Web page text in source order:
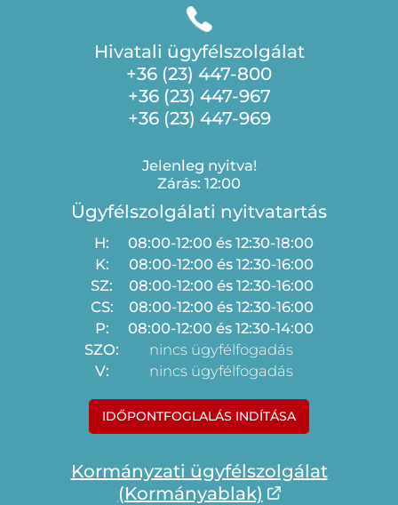
Hivatali ügyfélszolgálat
+36 (23) 447-800
+36 (23) 447-967
+36 (23) 447-969
Jelenleg nyitva!
Zárás: 12:00
Ügyfélszolgálati nyitvatartás
H:
08:00-12:00 és 12:30-18:00
K:
08:00-12:00 és 12:30-16:00
SZ:
08:00-12:00 és 12:30-16:00
CS:
08:00-12:00 és 12:30-16:00
P:
08:00-12:00 és 12:30-14:00
SZO:
nincs ügyfélfogadás
V:
nincs ügyfélfogadás
IDŐPONTFOGLALÁS INDÍTÁSA
Kormányzati ügyfélszolgálat
(Kormányablak)